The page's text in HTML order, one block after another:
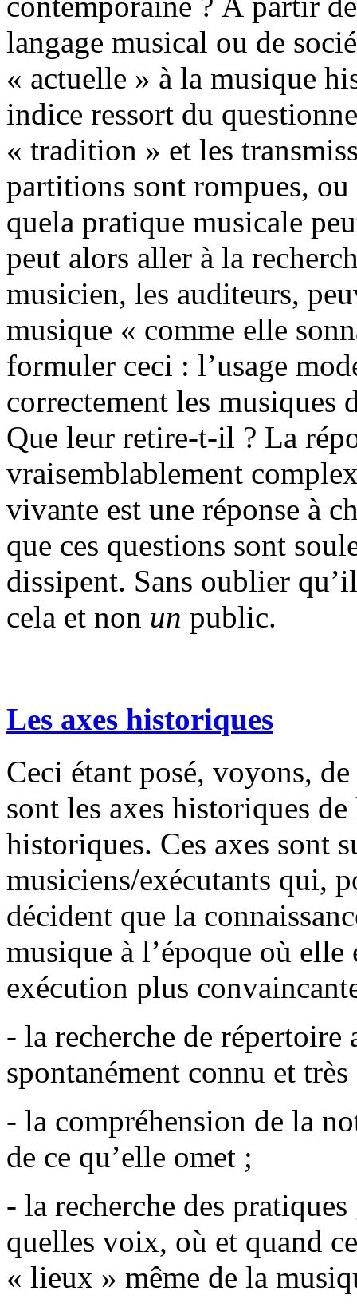
langage musical ou de
« actuelle » à la musique
indice ressort du
« tradition » et les
partitions sont rompues,
quela pratique musicale
peut alors aller à la
musicien, les auditeurs,
musique « comme elle
formuler ceci : l’usage
correctement les musiques
Que leur retire-t-il ? La
vraisemblablement
vivante est une réponse à
que ces questions sont
dissipent. Sans oublier
cela et non un public.
Les axes historiques
Ceci étant posé, voyons,
sont les axes historiques
historiques. Ces axes sont
musiciens/exécutants qui,
décident que la
musique à l’époque où elle
exécution plus
- la recherche de répertoire
spontanément connu et très
- la compréhension de la
de ce qu’elle omet ;
- la recherche des
quelles voix, où et quand
« lieux » même de la